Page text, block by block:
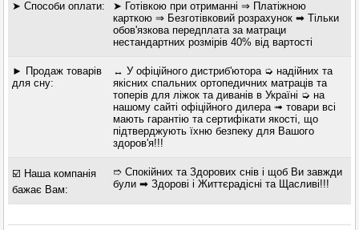
➤ Способи оплати:
➤ Готівкою при отриманні ⇒ Платіжною
карткою ⇒ Безготівковий розрахунок ➡ Тільки
обов'язкова передплата за матраци
нестандартних розмірів 40% від вартості
► Продаж товарів
для сну:
↔ У офіційного дистриб'ютора ➭ надійних та
якісних спальних ортопедичних матраців та
топерів для ліжок та диванів в Україні ➭ на
нашому сайті офіційного дилера ➟ товари всі
мають гарантію та сертифікати якості, що
підтверджують їхню безпеку для Вашого
здоров'я!!!
☑️ Наша компанія
бажає Вам:
➱ Спокійних та Здорових снів і щоб Ви завжди
були ➡ Здорові і Життєрадісні та Щасливі!!!